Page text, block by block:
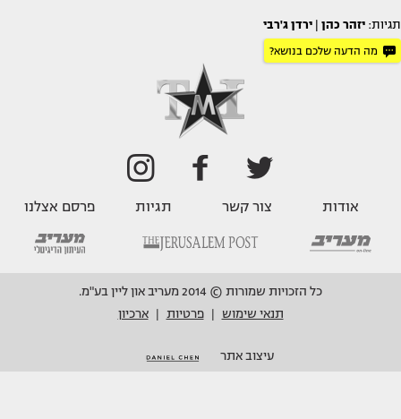
תגיות: יזהר כהן ירדן ג'רבי
מה הדעה שלכם בנושא?
אודות צור קשר תגיות פרסם אצלנו
כל הזכויות שמורות © 2014 מעריב און ליין בע"מ.
תנאי שימוש
פרטיות ארכיון
עיצוב אתר